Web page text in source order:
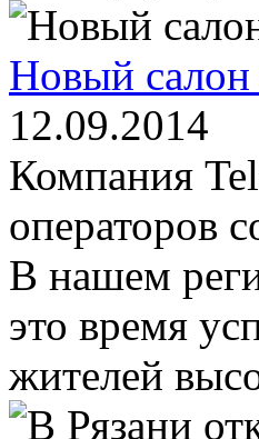
Новый салон
12.09.2014
Компания
операторов
В нашем
это время
жителей